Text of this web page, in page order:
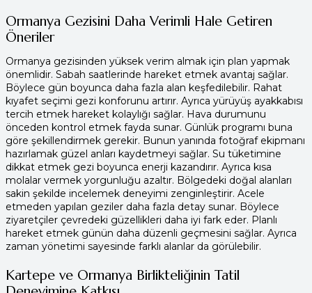
Ormanya Gezisini Daha Verimli Hale Getiren
Öneriler
Ormanya gezisinden yüksek verim almak için plan yapmak
önemlidir. Sabah saatlerinde hareket etmek avantaj sağlar.
Böylece gün boyunca daha fazla alan keşfedilebilir. Rahat
kıyafet seçimi gezi konforunu artırır. Ayrıca yürüyüş ayakkabısı
tercih etmek hareket kolaylığı sağlar. Hava durumunu
önceden kontrol etmek fayda sunar. Günlük programı buna
göre şekillendirmek gerekir. Bunun yanında fotoğraf ekipmanı
hazırlamak güzel anları kaydetmeyi sağlar. Su tüketimine
dikkat etmek gezi boyunca enerji kazandırır. Ayrıca kısa
molalar vermek yorgunluğu azaltır. Bölgedeki doğal alanları
sakin şekilde incelemek deneyimi zenginleştirir. Acele
etmeden yapılan geziler daha fazla detay sunar. Böylece
ziyaretçiler çevredeki güzellikleri daha iyi fark eder. Planlı
hareket etmek günün daha düzenli geçmesini sağlar. Ayrıca
zaman yönetimi sayesinde farklı alanlar da görülebilir.
Kartepe ve Ormanya Birlikteliğinin Tatil